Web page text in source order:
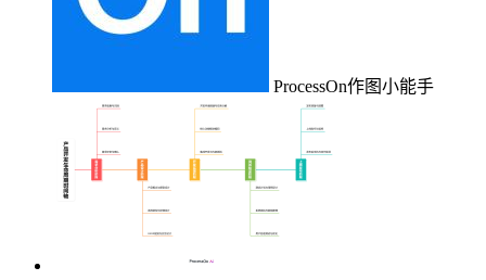
ProcessOn作图小能手